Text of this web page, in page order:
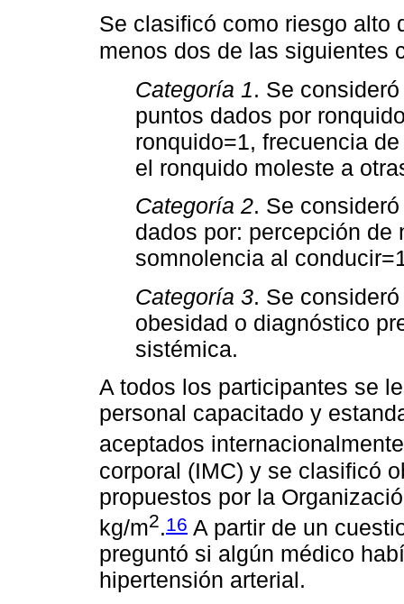
Se clasificó como riesgo alto
menos dos de las siguientes
Categoría 1. Se
puntos dados por
ronquido=1, frecuencia
el ronquido moleste a
Categoría 2. Se
dados por: percepción
somnolencia al
Categoría 3. Se
obesidad o diagnóstico
sistémica.
A todos los participantes se
personal capacitado y
aceptados
corporal (IMC) y se clasificó
propuestos por la
kg/m2.16 A partir de un
preguntó si algún médico
hipertensión arterial.